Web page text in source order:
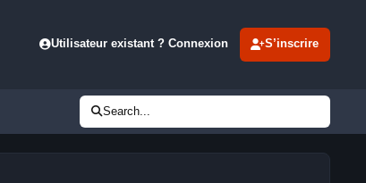
Utilisateur existant ? Connexion S’inscrire
Search...